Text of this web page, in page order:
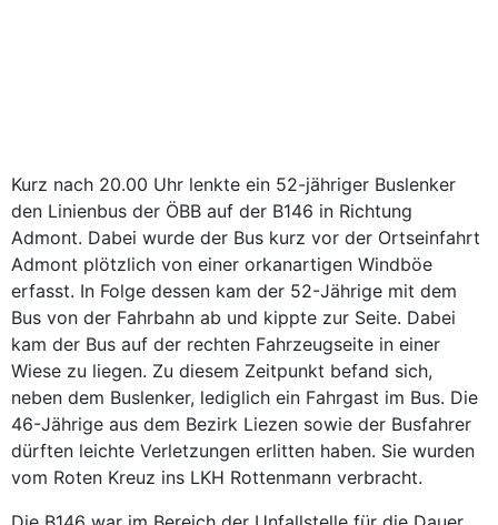
Kurz nach 20.00 Uhr lenkte ein 52-jähriger Buslenker
den Linienbus der ÖBB auf der B146 in Richtung
Admont. Dabei wurde der Bus kurz vor der Ortseinfahrt
Admont plötzlich von einer orkanartigen Windböe
erfasst. In Folge dessen kam der 52-Jährige mit dem
Bus von der Fahrbahn ab und kippte zur Seite. Dabei
kam der Bus auf der rechten Fahrzeugseite in einer
Wiese zu liegen. Zu diesem Zeitpunkt befand sich,
neben dem Buslenker, lediglich ein Fahrgast im Bus. Die
46-Jährige aus dem Bezirk Liezen sowie der Busfahrer
dürften leichte Verletzungen erlitten haben. Sie wurden
vom Roten Kreuz ins LKH Rottenmann verbracht.